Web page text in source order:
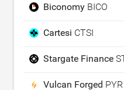
Biconomy BICO
Cartesi CTSI
Stargate Finance
Vulcan Forged PYR